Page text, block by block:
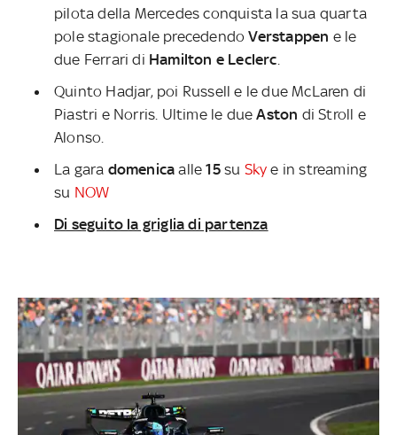
pilota della Mercedes conquista la sua quarta
pole stagionale precedendoVerstappen e le
due Ferrari di Hamilton e Leclerc
Quinto Hadjar, poi Russell e le due McLaren di
Piastri e Norris. Ultime le dueAston di Stroll e
Alonso.
La gara domenicaalle15su Sky e in streaming
su NOW
Di seguito la griglia di partenza